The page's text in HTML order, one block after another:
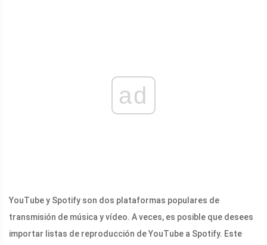
ad
YouTube y Spotify son dos plataformas populares de
transmisión de música y vídeo. A veces, es posible que desees
importar listas de reproducción de YouTube a Spotify. Este